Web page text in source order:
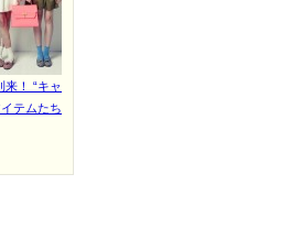
！ “キャ
テムたち